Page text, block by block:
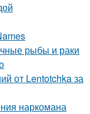
рыбы и раки
от Lentotchka за
наркомана